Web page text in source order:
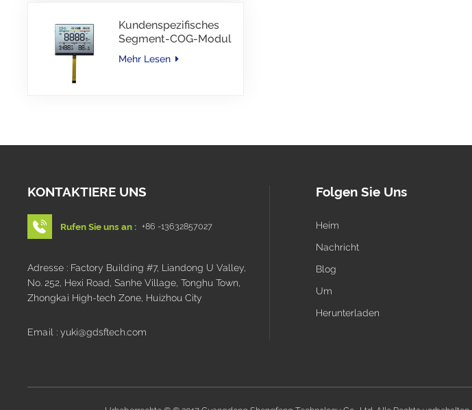
Kundenspezifisches
Segment-COG-Modul
TN-LCD mit
Farbdruck
Mehr Lesen
KONTAKTIERE UNS
Rufen Sie uns an : +86 -13632857027
Adresse : Factory Building #7, Liandong U Valley,
No. 252, Hexi Road, Sanhe Village, Tonghu Town,
Zhongkai High-tech Zone, Huizhou City
Email : yuki@gdsftech.com
Folgen Sie Uns
Heim
Nachricht
Blog
Um
Herunterladen